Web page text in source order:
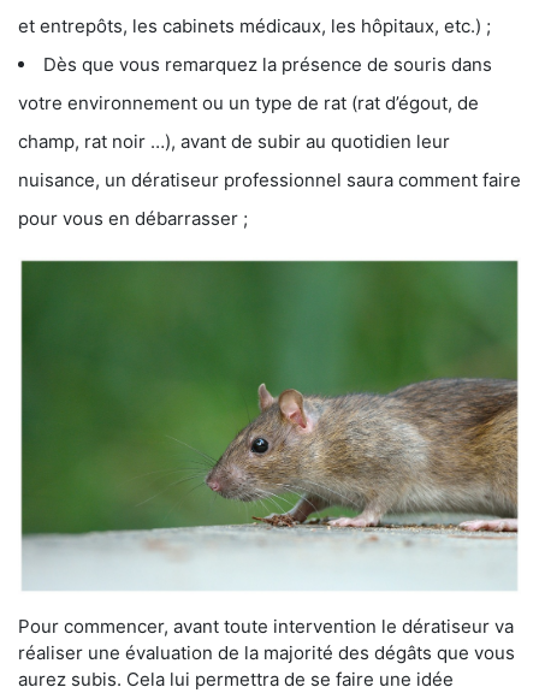
et entrepôts, les cabinets médicaux, les hôpitaux, etc.) ;
Dès que vous remarquez la présence de souris dans
votre environnement ou un type de rat (rat d’égout, de
champ, rat noir …), avant de subir au quotidien leur
nuisance, un dératiseur professionnel saura comment faire
pour vous en débarrasser ;
Pour commencer, avant toute intervention le dératiseur va
réaliser une évaluation de la majorité des dégâts que vous
aurez subis. Cela lui permettra de se faire une idée